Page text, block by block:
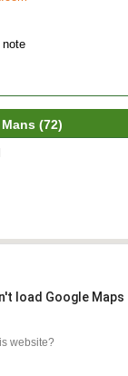
note
(72)
load Google
website?